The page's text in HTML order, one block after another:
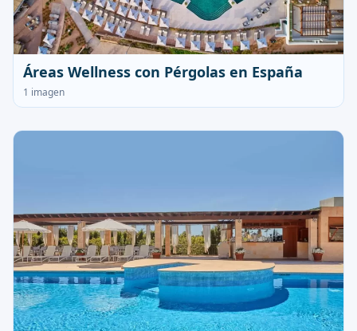
Áreas Wellness con Pérgolas en España
1 imagen